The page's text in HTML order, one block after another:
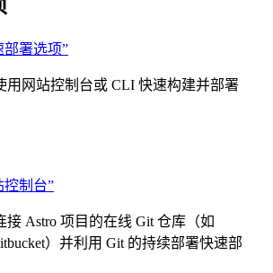
部署选项”
用网站控制台或 CLI 快速构建并部署
控制台”
Astro 项目的在线 Git 仓库（如
）并利用 Git 的持续部署快速部